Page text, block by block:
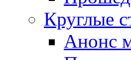
Круглые
Анонс